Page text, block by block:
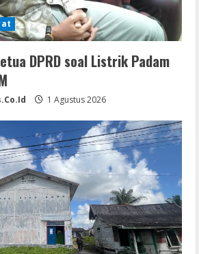
DPRD soal Listrik Padam
1 Agustus 2026